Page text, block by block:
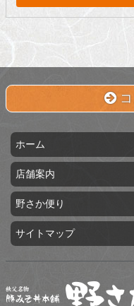
ホーム
店舗案内
野さか便り
サイトマップ